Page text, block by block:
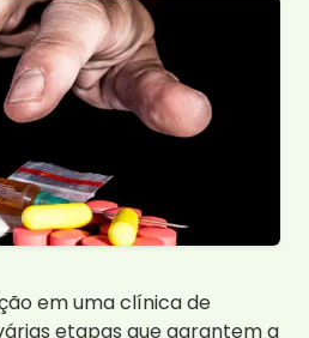
em uma clínica de
etapas que garantem a